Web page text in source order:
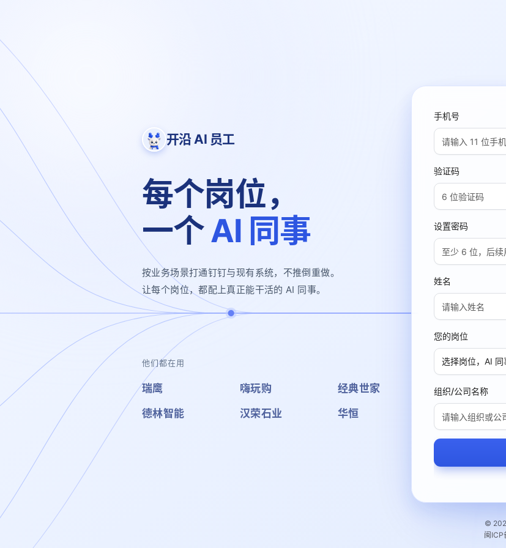
开沿 AI 员工
每个岗位，
一个AI 同事
按业务场景打通钉钉与现有系统，不推倒重做。
让每个岗位，都配上真正能干活的 AI 同事。
他们都在用
瑞鹰 嗨玩购 经典世家
德林智能 汉荣石业 华恒
手机号
验证码
设置密码
姓名
您的岗位
选择岗位，AI
组织/公司名称
©
闽